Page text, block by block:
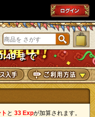
ョップ
まで
と 33 Expが加算されます。